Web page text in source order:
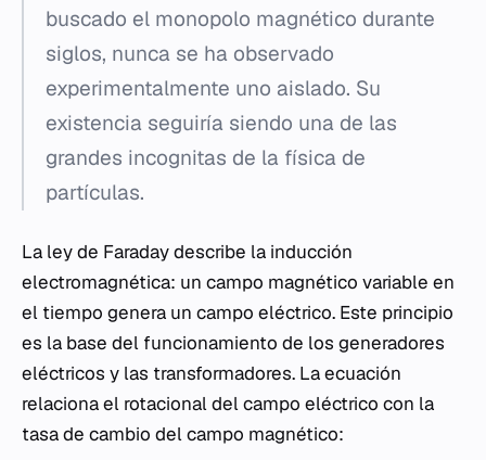
buscado el monopolo magnético durante
siglos, nunca se ha observado
experimentalmente uno aislado. Su
existencia seguiría siendo una de las
grandes incognitas de la física de
partículas.
La ley de Faraday describe la inducción
electromagnética: un campo magnético variable en
el tiempo genera un campo eléctrico. Este principio
es la base del funcionamiento de los generadores
eléctricos y las transformadores. La ecuación
relaciona el rotacional del campo eléctrico con la
tasa de cambio del campo magnético: